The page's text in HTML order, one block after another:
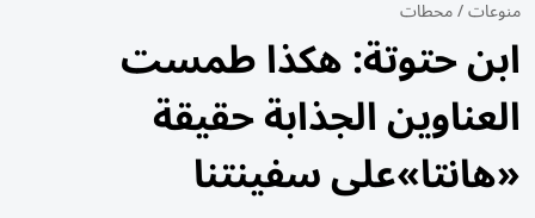
منوعات/محطات
ابن حتوتة: هكذا طمست
العناوين الجذابة حقيقة
«هانتا»على سفينتنا